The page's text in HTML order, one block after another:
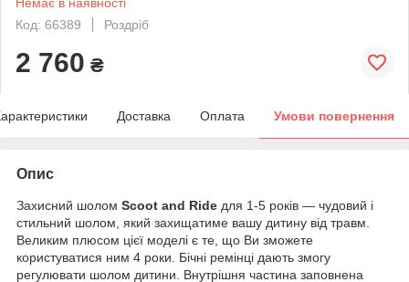
Код: 66389
Роздріб
2 760 ₴
Доставка Оплата Умови повернення
Опис
Захисний шолом Scoot and Ride для 1-5 років — чудовий і
стильний шолом, який захищатиме вашу дитину від травм.
Великим плюсом цієї моделі є те, що Ви зможете
користуватися ним 4 роки. Бічні ремінці дають змогу
регулювати шолом дитини. Внутрішня частина заповнена